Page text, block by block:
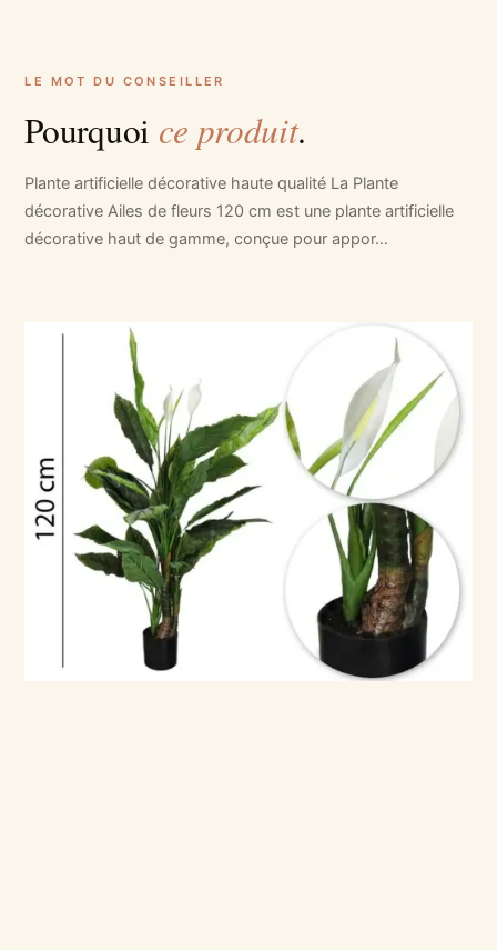
LE MOT DU CONSEILLER
Pourquoi ce produit.
Plante artificielle décorative haute qualité La Plante
décorative Ailes de fleurs 120 cm est une plante artificielle
décorative haut de gamme, conçue pour appor…